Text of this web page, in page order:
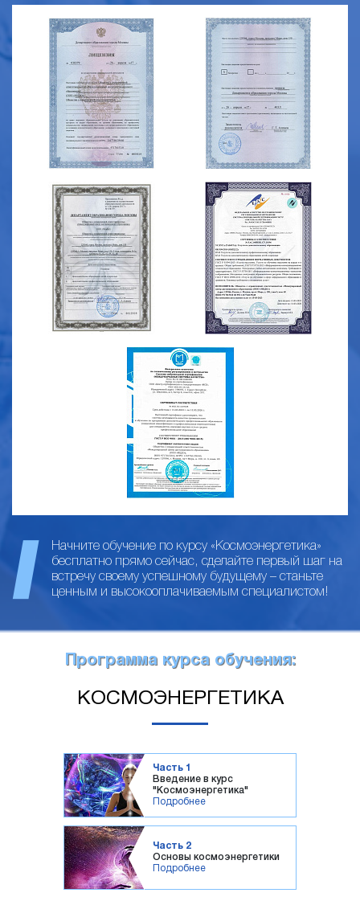
Начните обучение по курсу «Космоэнергетика»
бесплатно прямо сейчас, сделайте первый шаг на
встречу своему успешному будущему – станьте
ценным и высокооплачиваемым специалистом!
Программа курса обучения:
КОСМОЭНЕРГЕТИКА
Часть 1
Введение в курс
"Космоэнергетика"
Подробнее
Часть 2
Основы космоэнергетики
Подробнее